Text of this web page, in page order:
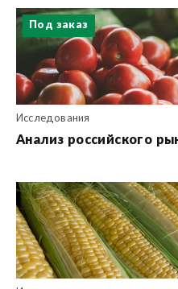
Под заказ
Исследования
Анализ российского